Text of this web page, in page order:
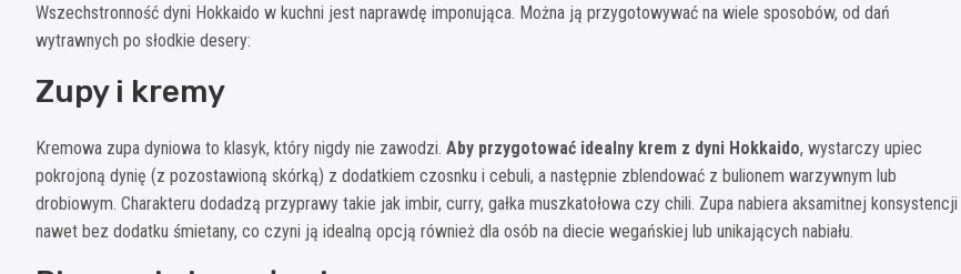
Wszechstronność dyni Hokkaido w kuchni jest naprawdę imponująca. Można ją przygotowywać na wiele sposobów, od dań
wytrawnych po słodkie desery:
Zupy i kremy
Kremowa zupa dyniowa to klasyk, który nigdy nie zawodzi. Aby przygotować idealny krem z dyni Hokkaido, wystarczy upiec
pokrojoną dynię (z pozostawioną skórką) z dodatkiem czosnku i cebuli, a następnie zblendować z bulionem warzywnym lub
drobiowym. Charakteru dodadzą przyprawy takie jak imbir, curry, gałka muszkatołowa czy chili. Zupa nabiera aksamitnej konsystencji
nawet bez dodatku śmietany, co czyni ją idealną opcją również dla osób na diecie wegańskiej lub unikających nabiału.